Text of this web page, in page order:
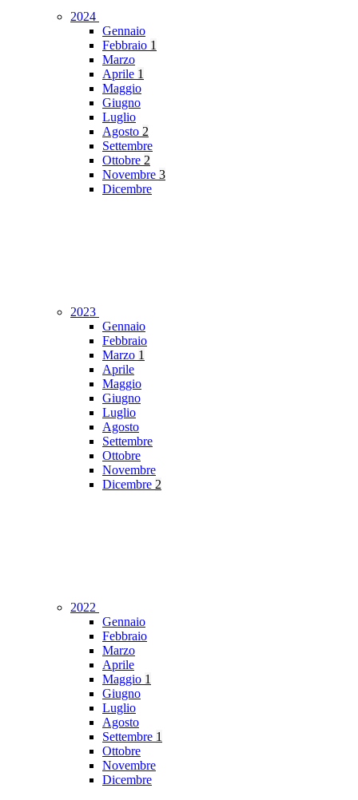
2024
Gennaio
Febbraio 1
Marzo
Aprile 1
Maggio
Giugno
Luglio
Agosto 2
Settembre
Ottobre 2
Novembre 3
Dicembre
2023
Gennaio
Febbraio
Marzo 1
Aprile
Maggio
Giugno
Luglio
Agosto
Settembre
Ottobre
Novembre
Dicembre 2
2022
Gennaio
Febbraio
Marzo
Aprile
Maggio 1
Giugno
Luglio
Agosto
Settembre 1
Ottobre
Novembre
Dicembre